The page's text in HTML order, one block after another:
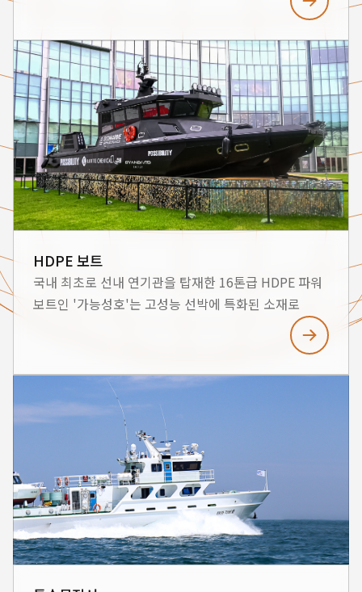
HDPE 보트
국내 최초로 선내 연기관을 탑재한 16톤급 HDPE 파워
보트인 '가능성호'는 고성능 선박에 특화된 소재로
제작되어 국내외 해양경찰과 해군의 고속구조정 및
파일럿보트로 활용되고 있습니다. 혁신적인 선형
설계와 선체 구조로 선속 향상 및 연료 절감을
실현하였으며, 친환경적인 전기 시스템을 사용하여
지속 가능한 해양 환경을 추구합니다.